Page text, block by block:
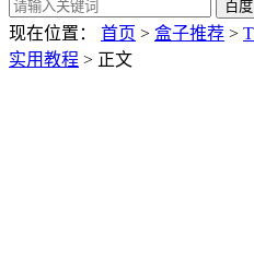
现在位置： 首页 > 盒子推荐 >
实用教程 > 正文